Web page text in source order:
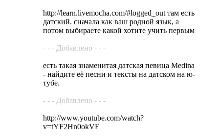
http://learn.livemocha.com/#logged_out там есть
датский. сначала как ваш родной язык, а
потом выбираете какой хотите учить первым
- - - Добавлено - - -
есть такая знаменитая датская певица Medina
- найдите её песни и тексты на датском на ю-
тубе.
- - - Добавлено - - -
http://www.youtube.com/watch?
v=tYF2Hn0okVE